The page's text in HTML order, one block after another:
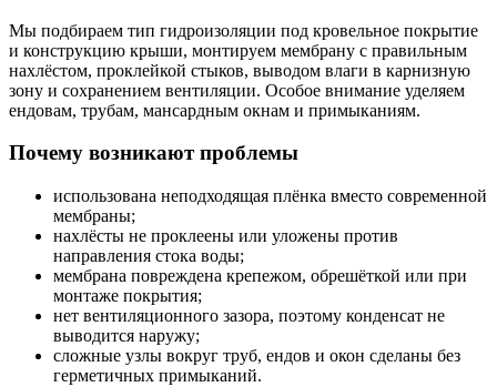
Мы подбираем тип гидроизоляции под кровельное покрытие
и конструкцию крыши, монтируем мембрану с правильным
нахлёстом, проклейкой стыков, выводом влаги в карнизную
зону и сохранением вентиляции. Особое внимание уделяем
ендовам, трубам, мансардным окнам и примыканиям.
Почему возникают проблемы
использована неподходящая плёнка вместо современной
мембраны;
нахлёсты не проклеены или уложены против
направления стока воды;
мембрана повреждена крепежом, обрешёткой или при
монтаже покрытия;
нет вентиляционного зазора, поэтому конденсат не
выводится наружу;
сложные узлы вокруг труб, ендов и окон сделаны без
герметичных примыканий.